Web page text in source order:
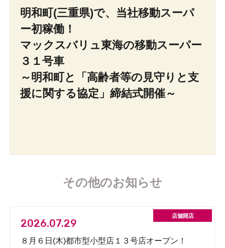
明和町(三重県)で、当社移動スーパ
ー初稼働！
マックスバリュ東海の移動スーパー
３１号車
～明和町と「高齢者等の見守りと支
援に関する協定」締結式開催～
その他のお知らせ
2026.07.29
８月６日(木)都市型小型店１３号店オープン！